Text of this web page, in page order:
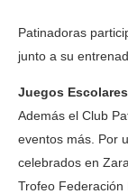
Patinadoras
junto a su
Juegos
Además el Club
eventos más. Por
celebrados en
Trofeo Federación